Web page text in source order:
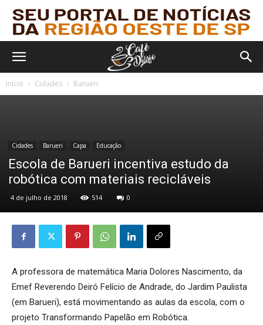
Início Cidades Barueri
Cidades Barueri Capa Educação
Escola de Barueri incentiva estudo da
robótica com materiais recicláveis
4 de julho de 2018 514 0
A professora de matemática Maria Dolores Nascimento, da
Emef Reverendo Deiró Felício de Andrade, do Jardim Paulista
(em Barueri), está movimentando as aulas da escola, com o
projeto Transformando Papelão em Robótica.